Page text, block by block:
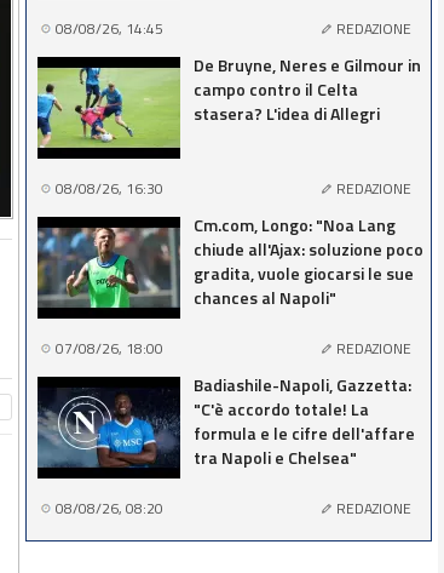
08/08/26, 14:45 REDAZIONE
De Bruyne, Neres e Gilmour in
campo contro il Celta
stasera? L'idea di Allegri
08/08/26, 16:30 REDAZIONE
Cm.com, Longo: "Noa Lang
chiude all'Ajax: soluzione poco
gradita, vuole giocarsi le sue
chances al Napoli"
07/08/26, 18:00 REDAZIONE
Badiashile-Napoli, Gazzetta:
"C'è accordo totale! La
formula e le cifre dell'affare
tra Napoli e Chelsea"
08/08/26, 08:20 REDAZIONE